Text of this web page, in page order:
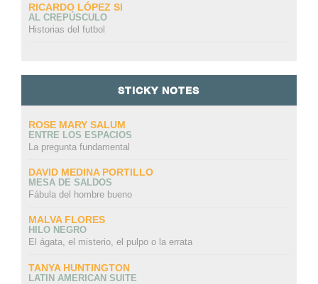
RICARDO LÓPEZ SI
AL CREPÚSCULO
Historias del futbol
STICKY NOTES
ROSE MARY SALUM
ENTRE LOS ESPACIOS
La pregunta fundamental
DAVID MEDINA PORTILLO
MESA DE SALDOS
Fábula del hombre bueno
MALVA FLORES
HILO NEGRO
El ágata, el misterio, el pulpo o la errata
TANYA HUNTINGTON
LATIN AMERICAN SUITE